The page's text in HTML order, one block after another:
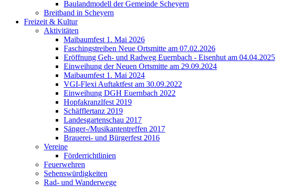
Baulandmodell der Gemeinde Scheyern
Breitband in Scheyern
Freizeit & Kultur
Aktivitäten
Maibaumfest 1. Mai 2026
Faschingstreiben Neue Ortsmitte am 07.02.2026
Eröffnung Geh- und Radweg Euernbach - Eisenhut am 04.04.2025
Einweihung der Neuen Ortsmitte am 29.09.2024
Maibaumfest 1. Mai 2024
VGI-Flexi Auftaktfest am 30.09.2022
Einweihung DGH Euernbach 2022
Hopfakranzlfest 2019
Schäfflertanz 2019
Landesgartenschau 2017
Sänger-/Musikantentreffen 2017
Brauerei- und Bürgerfest 2016
Vereine
Förderrichtlinien
Feuerwehren
Sehenswürdigkeiten
Rad- und Wanderwege